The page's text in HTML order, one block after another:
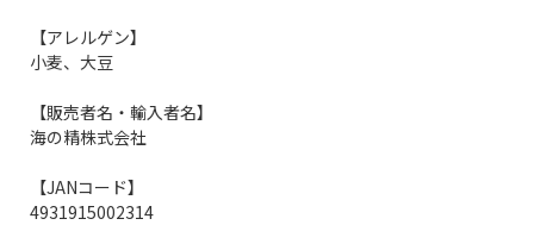
【アレルゲン】
小麦、大豆
【販売者名・輸入者名】
海の精株式会社
【JANコード】
4931915002314